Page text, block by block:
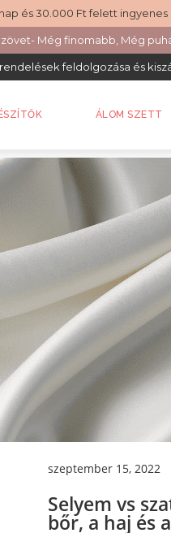
és 30.000 Ft felett ingyenes
Még finomabb, Még
feldolgozása és
ÁLOM SZETT
szeptember 15, 2022
Selyem vs
bőr, a haj és